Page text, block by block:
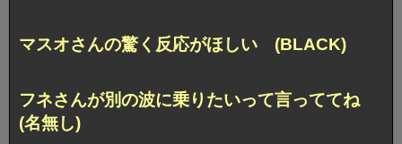
マスオさんの驚く反応がほしい (BLACK)
フネさんが別の波に乗りたいって言っててね
(名無し)